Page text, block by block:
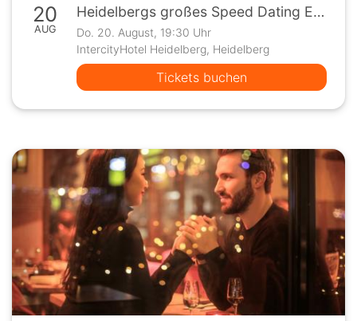
20
AUG
Heidelbergs großes Speed Dating Event
Do. 20. August, 19:30 Uhr
IntercityHotel Heidelberg, Heidelberg
Tickets buchen